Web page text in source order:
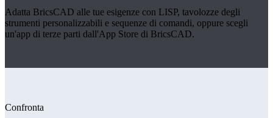
Adatta BricsCAD alle tue esigenze con LISP, tavolozze degli
strumenti personalizzabili e sequenze di comandi, oppure scegli
un'app di terze parti dall'App Store di BricsCAD.
Confronta